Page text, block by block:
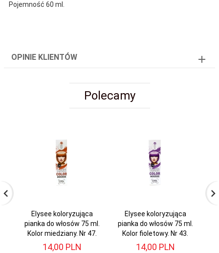
Pojemność 60 ml.
OPINIE KLIENTÓW
Polecamy
Elysee koloryzująca
pianka do włosów 75 ml.
Kolor miedziany. Nr 47.
14,00 PLN
Elysee koloryzująca
pianka do włosów 75 ml.
Kolor fioletowy. Nr 43.
14,00 PLN